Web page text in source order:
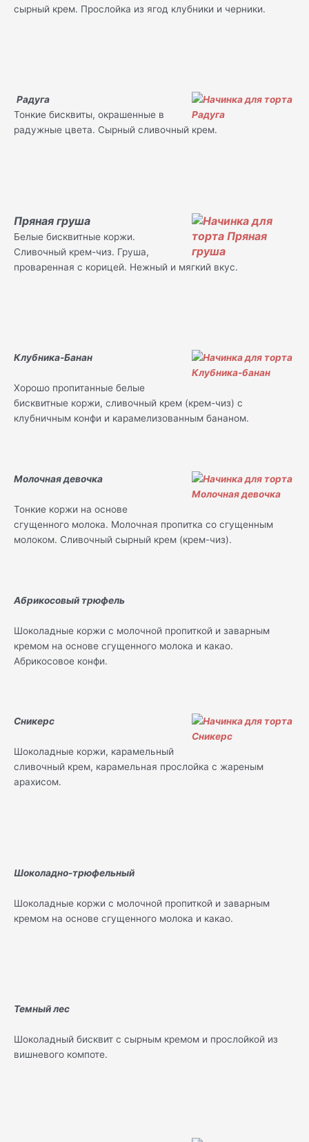
сырный крем. Прослойка из ягод клубники и черники.
Радуга
Тонкие бисквиты, окрашенные в
радужные цвета. Сырный сливочный крем.
Пряная груша
Белые бисквитные коржи.
Сливочный крем-чиз. Груша,
проваренная с корицей. Нежный и мягкий вкус.
Клубника-Банан
Хорошо пропитанные белые
бисквитные коржи, сливочный крем (крем-чиз) с
клубничным конфи и карамелизованным бананом.
Молочная девочка
Тонкие коржи на основе
сгущенного молока. Молочная пропитка со сгущенным
молоком. Сливочный сырный крем (крем-чиз).
Абрикосовый трюфель
Шоколадные коржи с молочной пропиткой и заварным
кремом на основе сгущенного молока и какао.
Абрикосовое конфи.
Сникерс
Шоколадные коржи, карамельный
сливочный крем, карамельная прослойка с жареным
арахисом.
Шоколадно-трюфельный
Шоколадные коржи с молочной пропиткой и заварным
кремом на основе сгущенного молока и какао.
Темный лес
Шоколадный бисквит с сырным кремом и прослойкой из
вишневого компоте.